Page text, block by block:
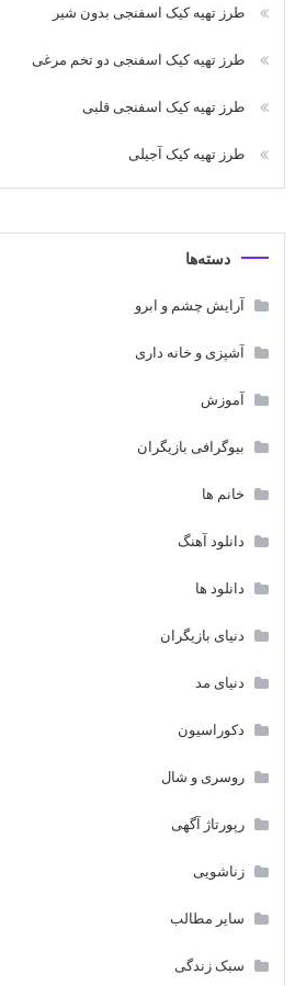
طرز تهیه کیک اسفنجی بدون شیر
طرز تهیه کیک اسفنجی دو تخم مرغی
طرز تهیه کیک اسفنجی قلبی
طرز تهیه کیک آجیلی
دسته‌ها
آرایش چشم و ابرو
آشپزی و خانه داری
آموزش
بیوگرافی بازیگران
خانم ها
دانلود آهنگ
دانلود ها
دنیای بازیگران
دنیای مد
دکوراسیون
روسری و شال
رپورتاژ آگهی
زناشویی
سایر مطالب
سبک زندگی